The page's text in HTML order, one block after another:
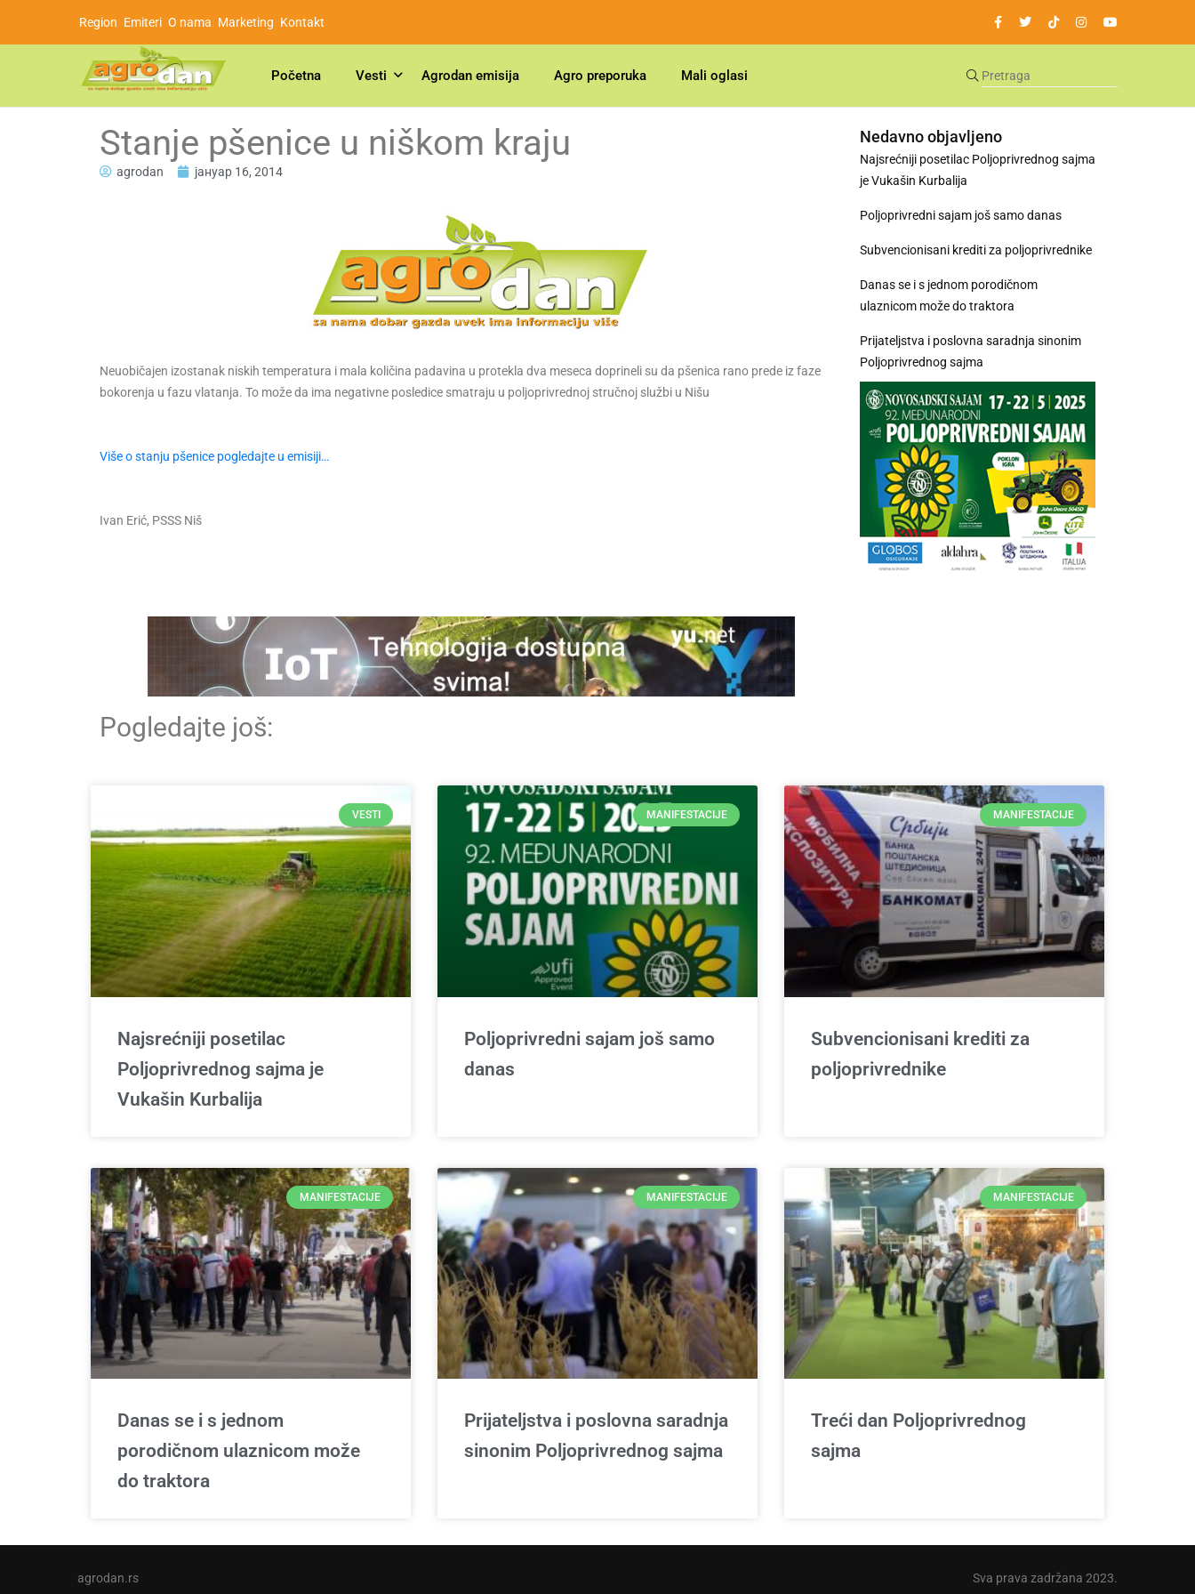
Region Emiteri O nama Marketing Kontakt
Početna Vesti Agrodan emisija Agro preporuka Mali oglasi
Stanje pšenice u niškom kraju
agrodan јануар 16, 2014
Neuobičajen izostanak niskih temperatura i mala količina padavina u protekla dva meseca doprineli su da pšenica rano prede iz faze
bokorenja u fazu vlatanja. To može da ima negativne posledice smatraju u poljoprivrednoj stručnoj službi u Nišu
Više o stanju pšenice pogledajte u emisiji…
Ivan Erić, PSSS Niš
Pogledajte još:
Nedavno objavljeno
Najsrećniji posetilac Poljoprivrednog sajma
je Vukašin Kurbalija
Poljoprivredni sajam još samo danas
Subvencionisani krediti za poljoprivrednike
Danas se i s jednom porodičnom
ulaznicom može do traktora
Prijateljstva i poslovna saradnja sinonim
Poljoprivrednog sajma
VESTI
Najsrećniji posetilac
Poljoprivrednog sajma je
Vukašin Kurbalija
MANIFESTACIJE
Poljoprivredni sajam još samo
danas
MANIFESTACIJE
Subvencionisani krediti za
poljoprivrednike
MANIFESTACIJE
Danas se i s jednom
porodičnom ulaznicom može
do traktora
MANIFESTACIJE
Prijateljstva i poslovna saradnja
sinonim Poljoprivrednog sajma
MANIFESTACIJE
Treći dan Poljoprivrednog
sajma
agrodan.rs Sva prava zadržana 2023.